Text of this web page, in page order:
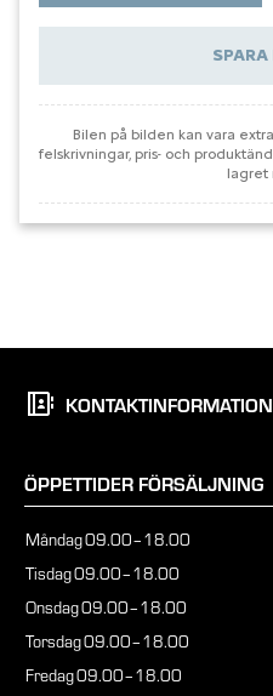
KONTAKTINFORMATION
ÖPPETTIDER FÖRSÄLJNING
Måndag09.00–18.00
Tisdag09.00–18.00
Onsdag09.00–18.00
Torsdag09.00–18.00
Fredag09.00–18.00